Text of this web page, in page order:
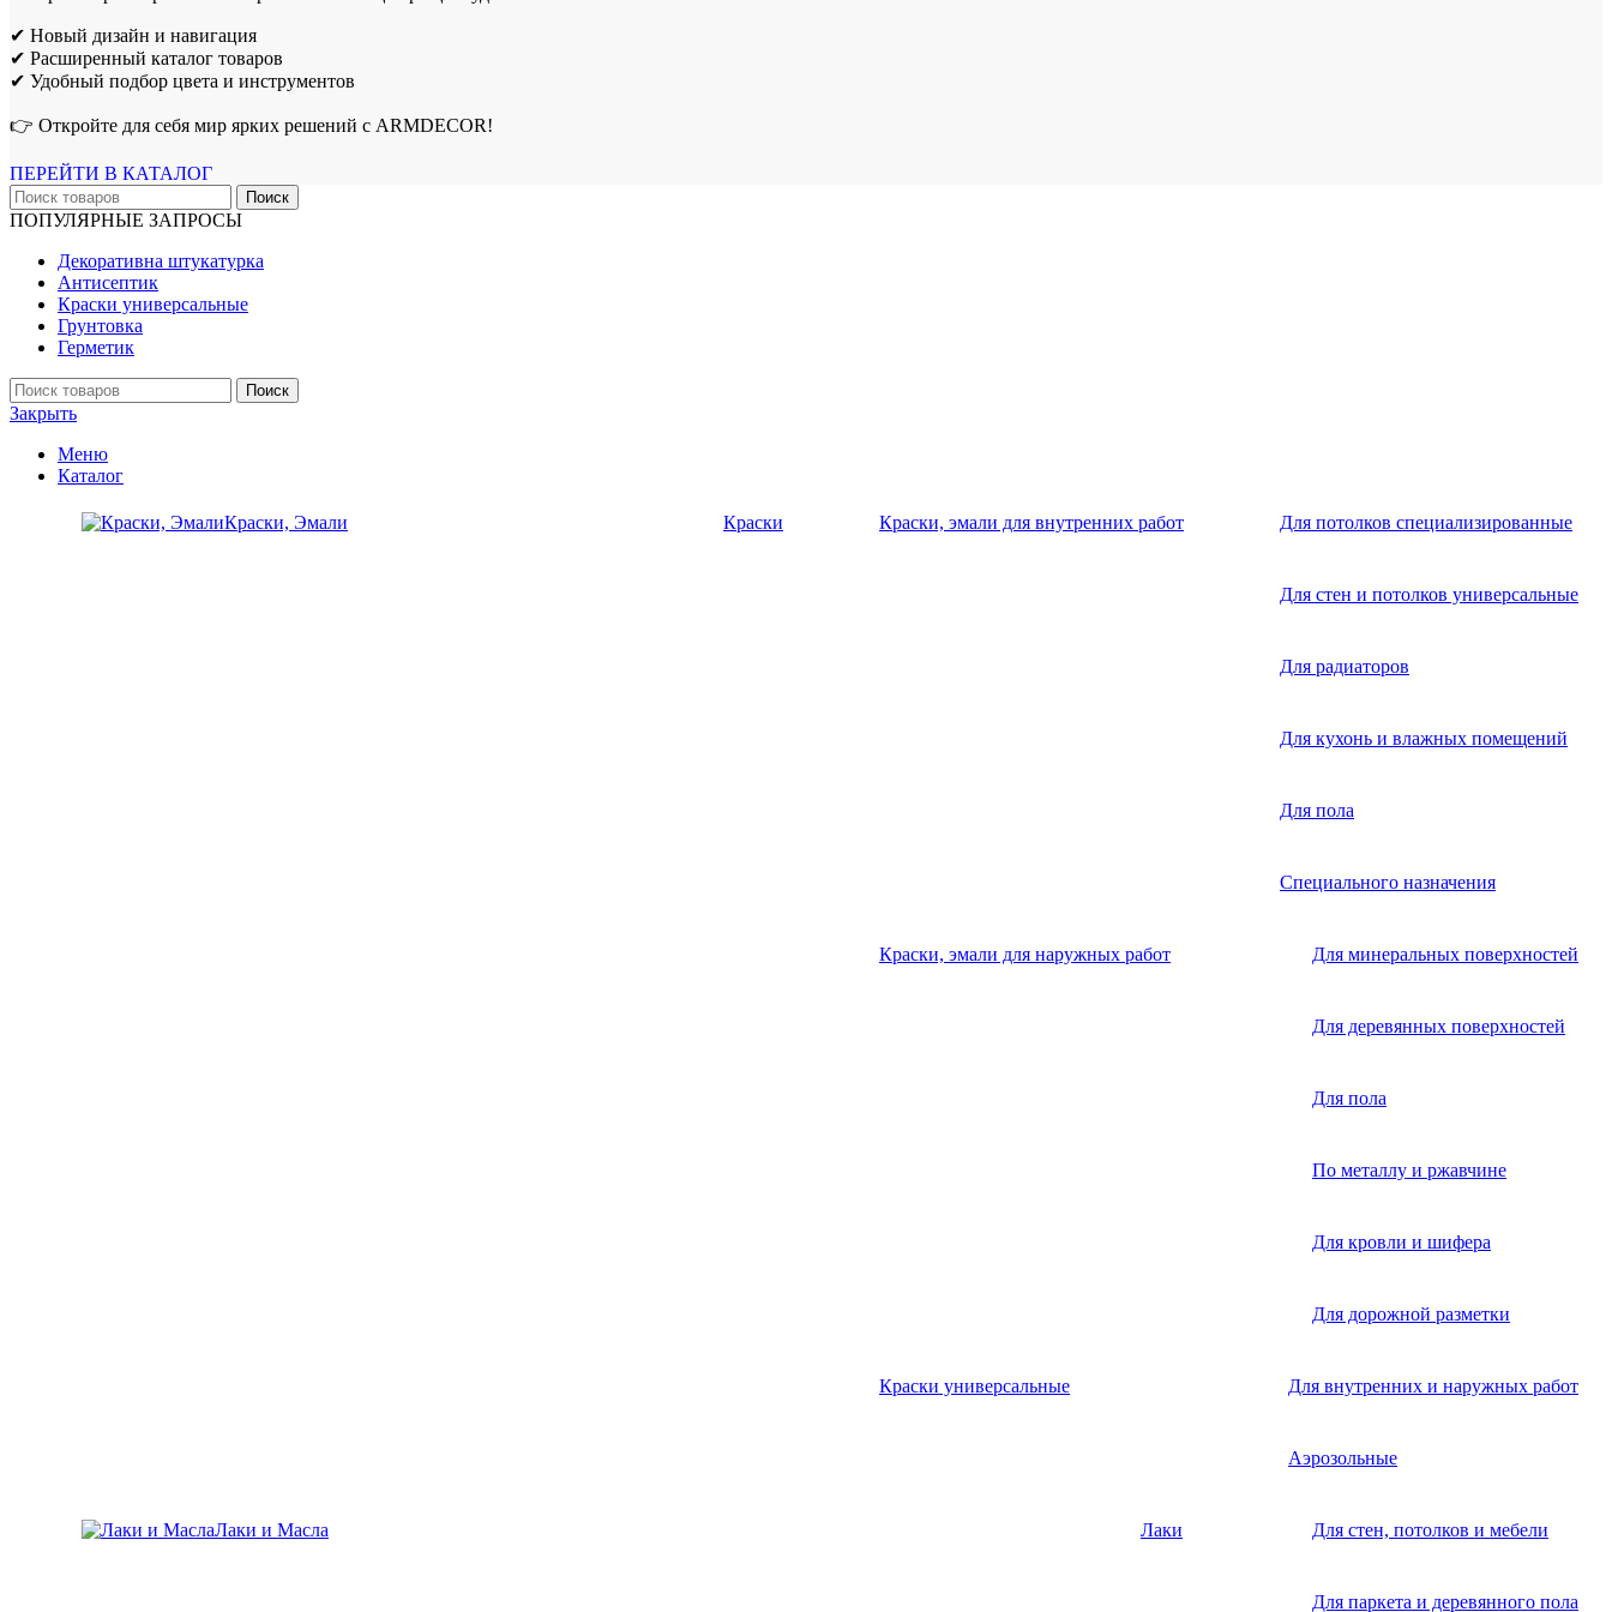
✔ Новый дизайн и навигация
✔ Расширенный каталог товаров
✔ Удобный подбор цвета и инструментов
👉 Откройте для себя мир ярких решений с ARMDECOR!
ПЕРЕЙТИ В КАТАЛОГ
Поиск
ПОПУЛЯРНЫЕ ЗАПРОСЫ
Декоративна штукатурка
Антисептик
Краски универсальные
Грунтовка
Герметик
Поиск
Закрыть
Меню
Каталог
Краски, Эмали Краски Краски, эмали для внутренних работ Для потолков специализированные
Для стен и потолков универсальные
Для радиаторов
Для кухонь и влажных помещений
Для пола
Специального назначения
Краски, эмали для наружных работ Для минеральных поверхностей
Для деревянных поверхностей
Для пола
По металлу и ржавчине
Для кровли и шифера
Для дорожной разметки
Краски универсальные Для внутренних и наружных работ
Аэрозольные
Лаки и Масла Лаки Для стен, потолков и мебели
Для паркета и деревянного пола